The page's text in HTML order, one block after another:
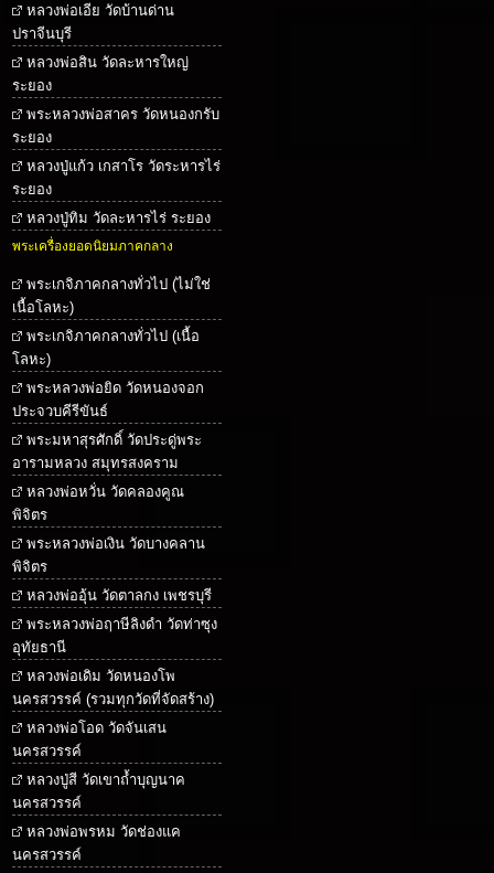
หลวงพ่อเอีย วัดบ้านด่าน
ปราจีนบุรี
หลวงพ่อสิน วัดละหารใหญ่
ระยอง
พระหลวงพ่อสาคร วัดหนองกรับ
ระยอง
หลวงปู่แก้ว เกสาโร วัดระหารไร่
ระยอง
หลวงปู่ทิม วัดละหารไร่ ระยอง
พระเครื่องยอดนิยมภาคกลาง
พระเกจิภาคกลางทั่วไป (ไม่ใช่
เนื้อโลหะ)
พระเกจิภาคกลางทั่วไป (เนื้อ
โลหะ)
พระหลวงพ่อยิด วัดหนองจอก
ประจวบคีรีขันธ์
พระมหาสุรศักดิ์ วัดประดู่พระ
อารามหลวง สมุทรสงคราม
หลวงพ่อหวั่น วัดคลองคูณ
พิจิตร
พระหลวงพ่อเงิน วัดบางคลาน
พิจิตร
หลวงพ่ออุ้น วัดตาลกง เพชรบุรี
พระหลวงพ่อฤาษีลิงดำ วัดท่าซุง
อุทัยธานี
หลวงพ่อเดิม วัดหนองโพ
นครสวรรค์ (รวมทุกวัดที่จัดสร้าง)
หลวงพ่อโอด วัดจันเสน
นครสวรรค์
หลวงปู่สี วัดเขาถ้ำบุญนาค
นครสวรรค์
หลวงพ่อพรหม วัดช่องแค
นครสวรรค์